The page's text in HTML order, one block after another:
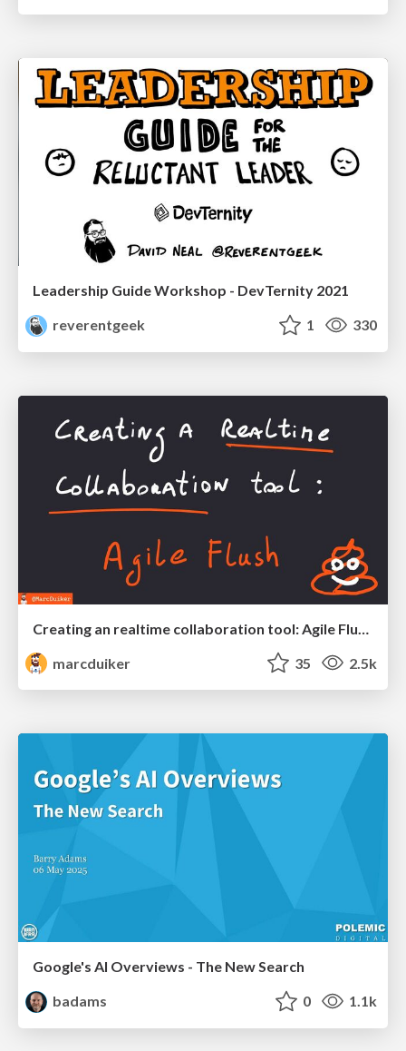
Leadership Guide Workshop - DevTernity 2021
reverentgeek
1 330
marcduiker
35 2.5k
Google's AI Overviews - The New Search
badams
0 1.1k